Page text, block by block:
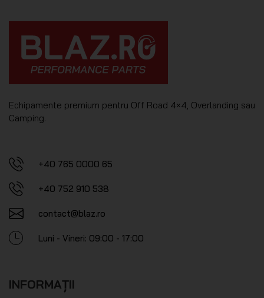
Echipamente premium pentru Off Road 4×4, Overlanding sau
Camping.
+40 765 0000 65
+40 752 910 538
contact@blaz.ro
Luni - Vineri: 09:00 - 17:00
INFORMAȚII